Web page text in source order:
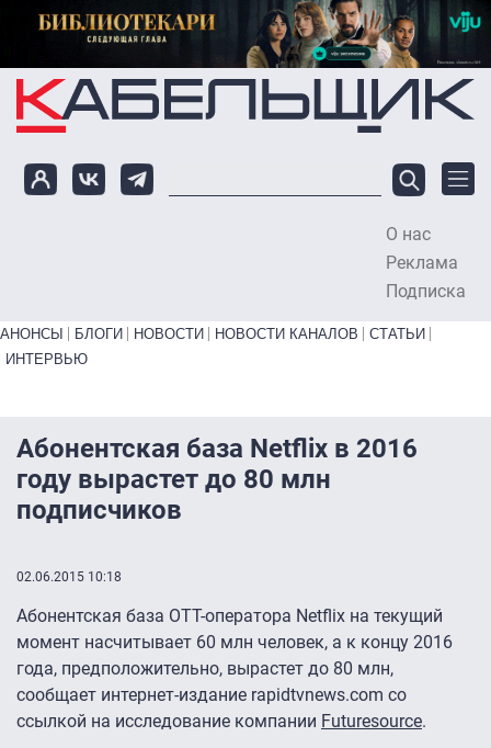
Перейти к основному содержанию
О нас
Реклама
Подписка
Primary links bottom
АНОНСЫ БЛОГИ НОВОСТИ НОВОСТИ КАНАЛОВ
СТАТЬИ
ИНТЕРВЬЮ
Абонентская база Netflix в 2016
году вырастет до 80 млн
подписчиков
02.06.2015 10:18
Абонентская база OTT-оператора Netflix на текущий
момент насчитывает 60 млн человек, а к концу 2016
года, предположительно, вырастет до 80 млн,
сообщает интернет-издание rapidtvnews.com со
ссылкой на исследование компании Futuresource.